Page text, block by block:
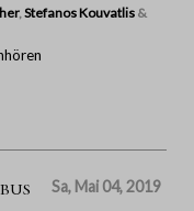
, Stefanos Kouvatlis &
Sa, Mai 04, 2019